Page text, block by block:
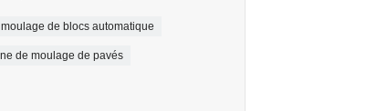
de blocs automatique
de moulage de pavés